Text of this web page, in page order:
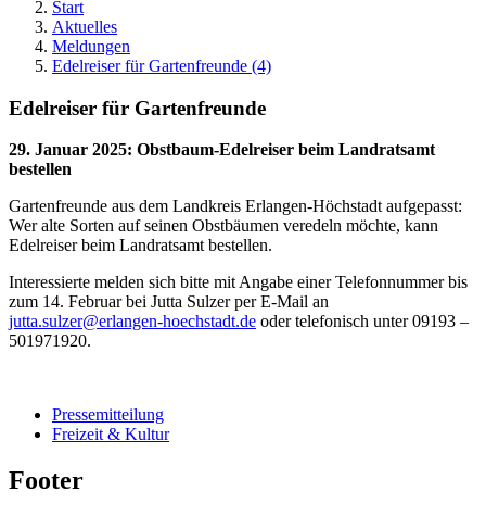
Start
Aktuelles
Meldungen
Edelreiser für Gartenfreunde (4)
Edelreiser für Gartenfreunde
29. Januar 2025: Obstbaum-Edelreiser beim Landratsamt
bestellen
Gartenfreunde aus dem Landkreis Erlangen-Höchstadt aufgepasst:
Wer alte Sorten auf seinen Obstbäumen veredeln möchte, kann
Edelreiser beim Landratsamt bestellen.
Interessierte melden sich bitte mit Angabe einer Telefonnummer bis
zum 14. Februar bei Jutta Sulzer per E-Mail an
jutta.sulzer@erlangen-hoechstadt.de oder telefonisch unter 09193 –
501971920.
Pressemitteilung
Freizeit & Kultur
Footer